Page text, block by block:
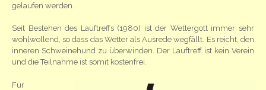
gelaufen werden.
Seit Bestehen des Lauftreffs (1980) ist der Wettergott immer sehr
wohlwollend, so dass das Wetter als Ausrede wegfällt. Es reicht, den
inneren Schweinehund zu überwinden. Der Lauftreff ist kein Verein
und die Teilnahme ist somit kostenfrei.
Für